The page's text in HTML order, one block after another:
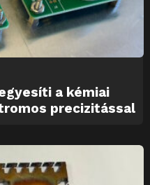
a kémiai
precizitással